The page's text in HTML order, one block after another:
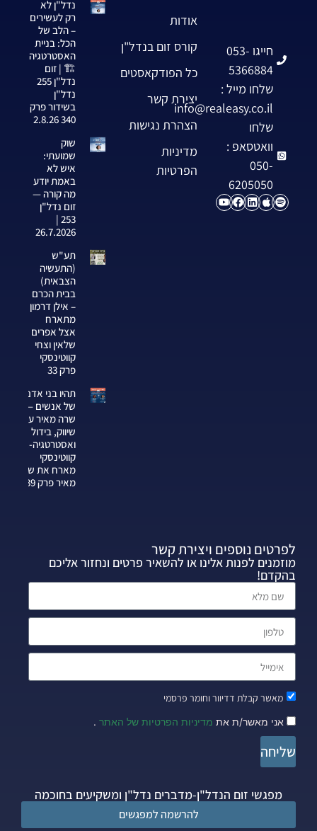
חייגו 053-
5366884
שלחו מייל :
info@realeasy.co.il
שלחו
וואטסאפ :
050-
6205050
אודות
קורס זום בנדל"ן
כל הפודקאסטים
יצירת קשר
הצהרת נגישות
מדיניות
הפרטיות
נדל"ן לא
רק לעשירים
– הלב של
הכל: בניית
האסטרטגיה
🏗️ | זום
נדל"ן 255
נדל"ן
בשידור פרק
340 2.8.26
שוק
שמועתי:
איש לא
באמת יודע
מה קורה —
זום נדל"ן
253 |
26.7.2026
תע"ש
(התעשיה
הצבאית)
בבית הכרם
– אילן דרמון
מתארח
אצל אפרים
שלאין וצחי
קווטינסקי
פרק 33
תהיו בני אדם
של אנשים —
שרה מאיר על
שיווק, בידול
ואסטרטגיה-צחי
קווטינסקי
מארח את שרה
מאיר פרק 339
לפרטים נוספים ויצירת קשר
מוזמנים לפנות אלינו או להשאיר פרטים ונחזור אליכם
בהקדם!
מאשר קבלת דדיוור וחומר פרסמי
אני מאשר/ת את מדיניות הפרטיות של האתר .
שליחה
מפגשי זום הנדל"ן-מדברים נדל"ן ומשקיעים בחוכמה
להרשמה למפגשים